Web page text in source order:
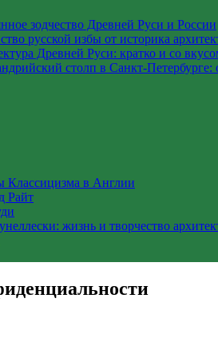
зодчество Древней Руси и России
русской избы от историка
Древней Руси: кратко и со
столп в Санкт-Петербурге:
Классицизма в Англии
Райт
жизнь и творчество